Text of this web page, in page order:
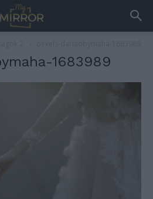
1683989